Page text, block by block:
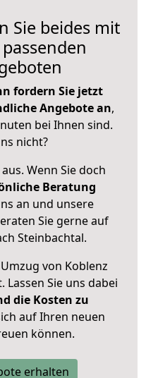
Sie beides mit
fordern Sie jetzt
Angebote an,
bei Ihnen sind.
nicht?
Wenn Sie doch
Beratung
an und unsere
Sie gerne auf
Steinbachtal.
von Koblenz
Sie uns dabei
die Kosten zu
auf Ihren neuen
können.
erhalten